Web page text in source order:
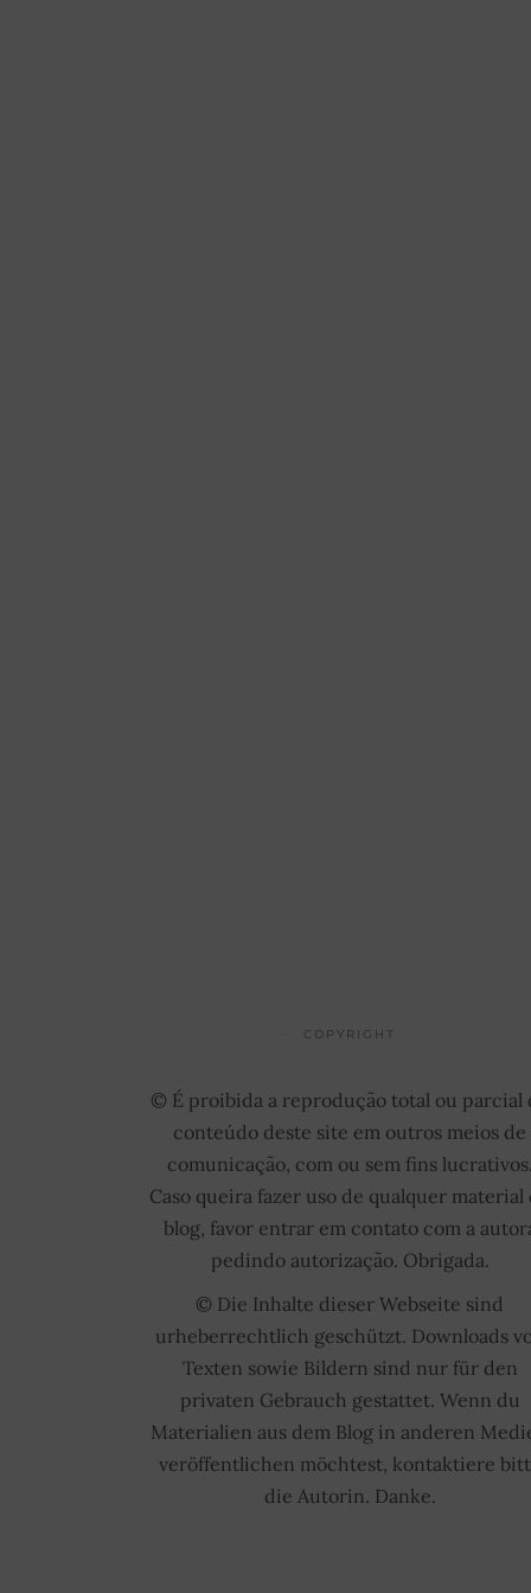
COPYRIGHT
© É proibida a reprodução total ou parcial
conteúdo deste site em outros meios de
comunicação, com ou sem fins
Caso queira fazer uso de qualquer material
blog, favor entrar em contato com a
pedindo autorização. Obrigada.
© Die Inhalte dieser Webseite sind
urheberrechtlich geschützt. Downloads
Texten sowie Bildern sind nur für den
privaten Gebrauch gestattet. Wenn du
Materialien aus dem Blog in anderen
veröffentlichen möchtest, kontaktiere
die Autorin. Danke.